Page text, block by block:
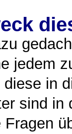
jedem
in
sind in